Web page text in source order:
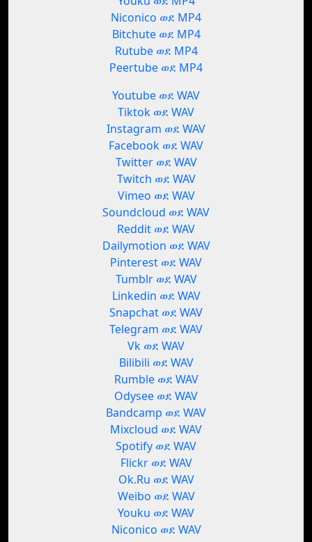
Niconico ወደ MP4
Bitchute ወደ MP4
Rutube ወደ MP4
Peertube ወደ MP4
Youtube ወደ WAV
Tiktok ወደ WAV
Instagram ወደ WAV
Facebook ወደ WAV
Twitter ወደ WAV
Twitch ወደ WAV
Vimeo ወደ WAV
Soundcloud ወደ WAV
Reddit ወደ WAV
Dailymotion ወደ WAV
Pinterest ወደ WAV
Tumblr ወደ WAV
Linkedin ወደ WAV
Snapchat ወደ WAV
Telegram ወደ WAV
Vk ወደ WAV
Bilibili ወደ WAV
Rumble ወደ WAV
Odysee ወደ WAV
Bandcamp ወደ WAV
Mixcloud ወደ WAV
Spotify ወደ WAV
Flickr ወደ WAV
Ok.Ru ወደ WAV
Weibo ወደ WAV
Youku ወደ WAV
Niconico ወደ WAV